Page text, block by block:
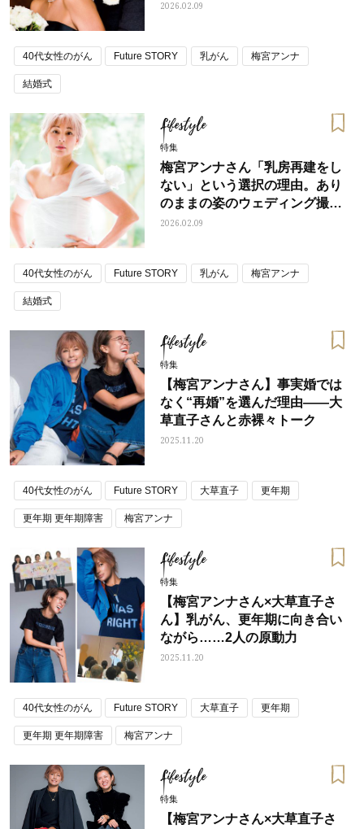
で、10日間の秘話
2026.02.09
40代女性のがん Future STORY 乳がん 梅宮アンナ
結婚式
Lifestyle
特集
梅宮アンナさん「乳房再建をし
ない」という選択の理由。あり
のままの姿のウェディング撮影
に込めた思い
2026.02.09
40代女性のがん Future STORY 乳がん 梅宮アンナ
結婚式
Lifestyle
特集
【梅宮アンナさん】事実婚では
なく“再婚”を選んだ理由——大
草直子さんと赤裸々トーク
2025.11.20
40代女性のがん Future STORY 大草直子 更年期
更年期 更年期障害 梅宮アンナ
Lifestyle
特集
【梅宮アンナさん×大草直子さ
ん】乳がん、更年期に向き合い
ながら……2人の原動力
2025.11.20
40代女性のがん Future STORY 大草直子 更年期
更年期 更年期障害 梅宮アンナ
Lifestyle
特集
【梅宮アンナさん×大草直子さ